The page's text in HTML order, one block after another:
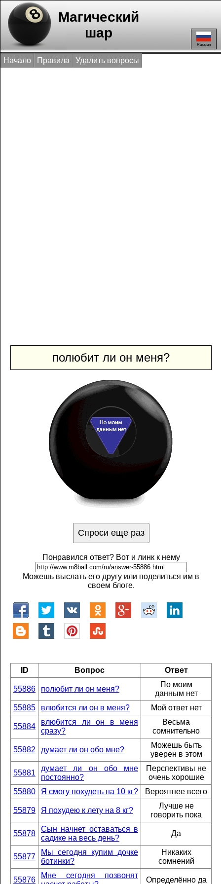
Магический
шар
Russian
Начало Правила Удалить вопросы
полюбит ли он меня?
Понравился ответ? Вот и линк к нему
Можешь выслать его другу или поделиться им в
своем блоге.
ID Вопрос Ответ
55886 полюбит ли он меня?
По моим
данным нет
55885
влюбится ли он в меня? Мой ответ нет
55884
влюбится ли он в меня
сразу?
Весьма
сомнительно
55882 думает ли он обо мне?
Можешь быть
уверен в этом
55881
думает ли он обо мне
постоянно?
Перспективы не
очень хорошие
55880
Я смогу похудеть на 10 кг? Вероятнее всего
55879 Я похудею к лету на 8 кг?
Лучше не
говорить пока
55878
Сын начнет оставаться в
садике на весь день?
Да
55877
Мы сегодня купим дочке
ботинки?
Никаких
сомнений
55876
Мне сегодня позвонят
Определённо да